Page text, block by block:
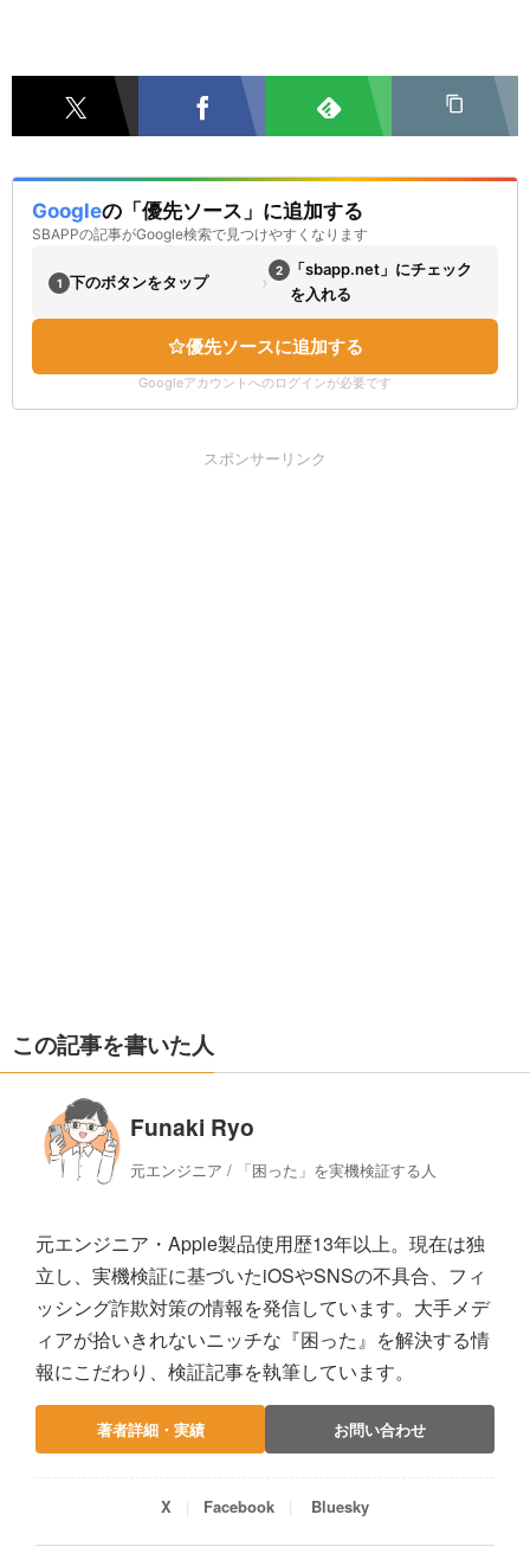
Googleの「優先ソース」に追加する
SBAPPの記事がGoogle検索で見つけやすくなります
1 下のボタンをタップ › 2
「sbapp.net」にチェック
を入れる
優先ソースに追加する
Googleアカウントへのログインが必要です
スポンサーリンク
この記事を書いた人
Funaki Ryo
元エンジニア / 「困った」を実機検証する人
元エンジニア・Apple製品使用歴13年以上。現在は独
立し、実機検証に基づいたiOSやSNSの不具合、フィ
ッシング詐欺対策の情報を発信しています。大手メデ
ィアが拾いきれないニッチな『困った』を解決する情
報にこだわり、検証記事を執筆しています。
著者詳細・実績 お問い合わせ
X Facebook Bluesky